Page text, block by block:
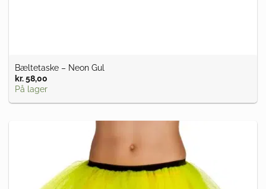
Bæltetaske – Neon Gul
kr.58,00
På lager